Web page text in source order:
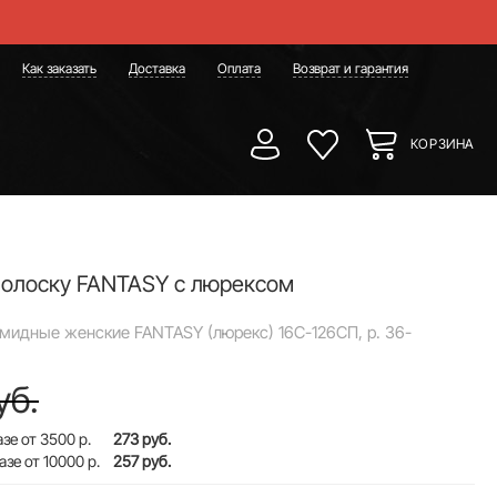
Как заказать Доставка Оплата Возврат и гарантия
КОРЗИНА
FANTASY с люрексом
женские FANTASY (люрекс) 16С-126СП, р. 36-
от 3500 р.
273 руб.
от 10000 р.
257 руб.